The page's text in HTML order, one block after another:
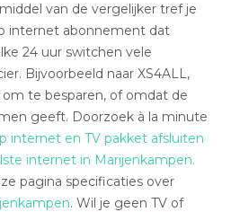
van de vergelijker tref je
internet abonnement dat
24 uur switchen vele
Bijvoorbeeld naar XS4ALL,
om te besparen, of omdat de
geeft. Doorzoek à la minute
internet en TV pakket afsluiten
internet in Marijenkampen.
pagina specificaties over
. Wil je geen TV of